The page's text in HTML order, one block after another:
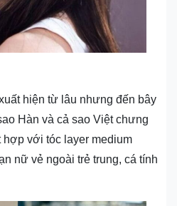
hiện từ lâu nhưng đến bây
Hàn và cả sao Việt chưng
hợp với tóc layer medium
nữ vẻ ngoài trẻ trung, cá tính